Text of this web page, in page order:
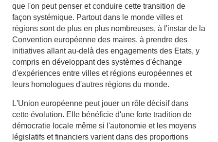
que l'on peut penser et conduire cette transition de
façon systémique. Partout dans le monde villes et
régions sont de plus en plus nombreuses, à l'instar de la
Convention européenne des maires, à prendre des
initiatives allant au-delà des engagements des Etats, y
compris en développant des systèmes d'échange
d'expériences entre villes et régions européennes et
leurs homologues d'autres régions du monde.
L'Union européenne peut jouer un rôle décisif dans
cette évolution. Elle bénéficie d'une forte tradition de
démocratie locale même si l'autonomie et les moyens
législatifs et financiers varient dans des proportions